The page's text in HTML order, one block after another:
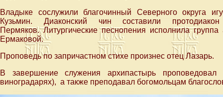
Владыке сослужили благочинный Северного округа
Кузьмин. Диаконский чин составили
Пермяков. Литургические песнопения исполнила
Ермаковой.
Проповедь по запричастном стихе произнес отец Лазарь.
В завершение служения архипастырь
виноградарях), а также преподавал богомольцам